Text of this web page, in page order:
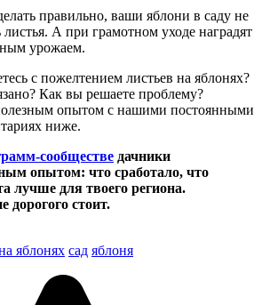
правильно, ваши яблони в саду не
листья. А при грамотном уходе наградят
урожаем.
с пожелтением листьев на яблонях?
Как вы решаете проблему?
опытом с нашими постоянными
ниже.
сообществе дачники
опытом: что сработало, что
лучше для твоего региона.
дорогого стоит.
яблонях сад яблоня